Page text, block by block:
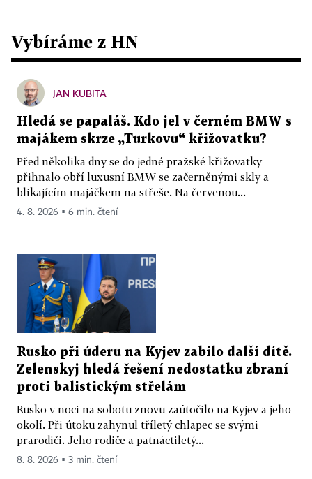
Vybíráme z HN
JAN KUBITA
Hledá se papaláš. Kdo jel v černém BMW s
majákem skrze „Turkovu“ křižovatku?
Před několika dny se do jedné pražské křižovatky
přihnalo obří luxusní BMW se začerněnými skly a
blikajícím majáčkem na střeše. Na červenou...
4. 8. 2026 ▪ 6 min. čtení
Rusko při úderu na Kyjev zabilo další dítě.
Zelenskyj hledá řešení nedostatku zbraní
proti balistickým střelám
Rusko v noci na sobotu znovu zaútočilo na Kyjev a jeho
okolí. Při útoku zahynul tříletý chlapec se svými
prarodiči. Jeho rodiče a patnáctiletý...
8. 8. 2026 ▪ 3 min. čtení